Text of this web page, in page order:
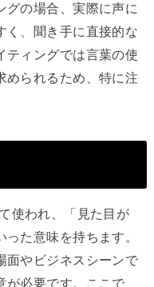
グの場合、実際に声に
く、聞き手に直接的な
ティングでは言葉の使
められるため、特に注
使われ、「見た目が
た意味を持ちます。
面やビジネスシーンで
が必要です。ここで